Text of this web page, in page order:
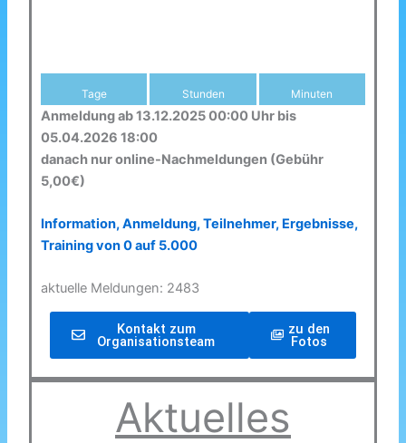
Tage Stunden Minuten
Anmeldung ab 13.12.2025 00:00 Uhr bis
05.04.2026 18:00
danach nur online-Nachmeldungen (Gebühr
5,00€)
Information, Anmeldung, Teilnehmer, Ergebnisse,
Training von 0 auf 5.000
aktuelle Meldungen: 2483
Kontakt zum
Organisationsteam
zu den
Fotos
Aktuelles